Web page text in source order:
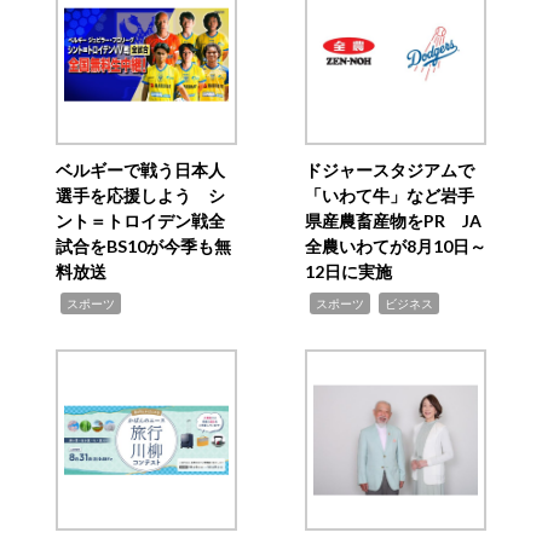
ベルギーで戦う日本人
選手を応援しよう シ
ント＝トロイデン戦全
試合をBS10が今季も無
料放送
スポーツ
ドジャースタジアムで
「いわて牛」など岩手
県産農畜産物をPR JA
全農いわてが8月10日～
12日に実施
スポーツ ビジネス